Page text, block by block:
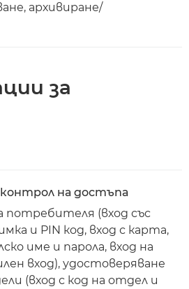
архивиране/
за
на достъпа
потребителя (вход със
и PIN код, вход с карта,
име и парола, вход на
вход), удостоверяване
(вход с код на отдел и